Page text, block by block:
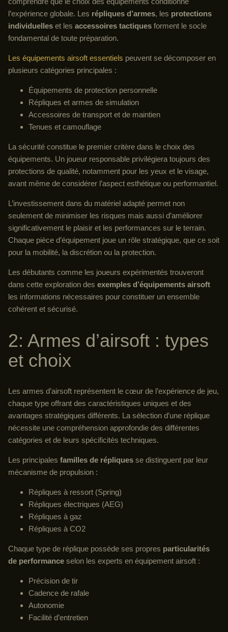
l’expérience globale. Les répliques d’armes, les protections
individuelles et les accessoires tactiques forment le socle
fondamental de toute préparation.
Les équipements airsoft essentiels peuvent se décomposer en
plusieurs catégories principales :
Équipements de protection personnelle
Répliques et armes de simulation
Accessoires de transport et de maintien
Tenues et camouflage
La sécurité constitue le premier critère dans le choix des
équipements. Un joueur responsable privilégiera toujours des
protections de qualité, notamment pour les yeux et le visage,
avant même de considérer l’aspect esthétique ou performantiel.
L’investissement dans du matériel adapté permet non
seulement de minimiser les risques mais aussi d’améliorer
significativement le plaisir et les performances sur le terrain.
Chaque pièce d’équipement joue un rôle stratégique, que ce soit
pour la mobilité, la discrétion ou la protection.
Les débutants comme les joueurs expérimentés trouveront
dans cette exploration des exemples d’équipements airsoft
les informations nécessaires pour constituer un ensemble
cohérent et sécurisé.
2: Armes d’airsoft : types
et choix
Les armes d’airsoft représentent le cœur de l’expérience de jeu,
chaque type offrant des caractéristiques uniques et des
avantages stratégiques différents. La sélection d’une réplique
nécessite une compréhension approfondie des différentes
catégories et de leurs spécificités techniques.
Les principales familles de répliques se distinguent par leur
mécanisme de propulsion :
Répliques à ressort (Spring)
Répliques électriques (AEG)
Répliques à gaz
Répliques à CO2
Chaque type de réplique possède ses propres particularités
de performance selon les experts en équipement airsoft :
Précision de tir
Cadence de rafale
Autonomie
Facilité d’entretien